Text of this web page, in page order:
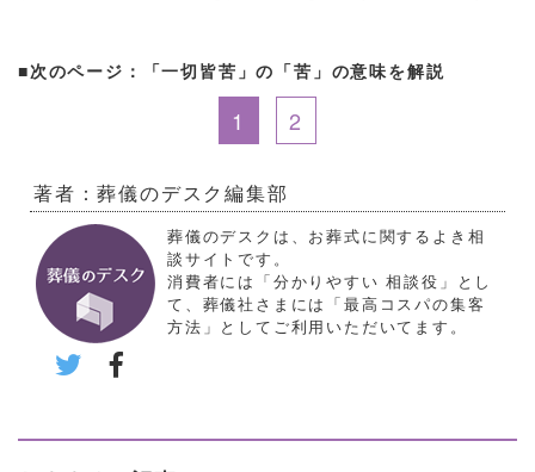
■次のページ：「一切皆苦」の「苦」の意味を解説
1 2
著者：葬儀のデスク編集部
葬儀のデスクは、お葬式に関するよき相
談サイトです。
消費者には「分かりやすい 相談役」とし
て、葬儀社さまには「最高コスパの集客
方法」としてご利用いただいてます。